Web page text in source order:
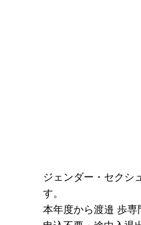
ジェンダー・セクシ
す。
本年度から渡邉 歩専